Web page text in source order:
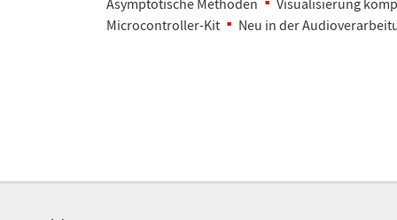
Asymptotische Methoden
Visualisierung
Microcontroller-Kit
Neu in der